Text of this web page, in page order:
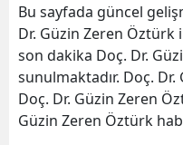
Bu sayfada güncel
Dr. Güzin Zeren
son dakika Doç. Dr.
sunulmaktadır. Doç.
Doç. Dr. Güzin Zeren
Güzin Zeren Öztürk